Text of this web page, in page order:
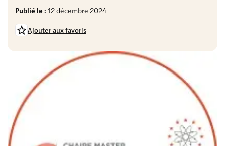
Publié le : 12 décembre 2024
Ajouter aux favoris